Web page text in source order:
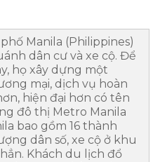
Manila (Philippines)
dân cư và xe cộ. Để
họ xây dựng một
mại, dịch vụ hoàn
hiện đại hơn có tên
đô thị Metro Manila
bao gồm 16 thành
dân số, xe cộ ở khu
Khách du lịch đổ